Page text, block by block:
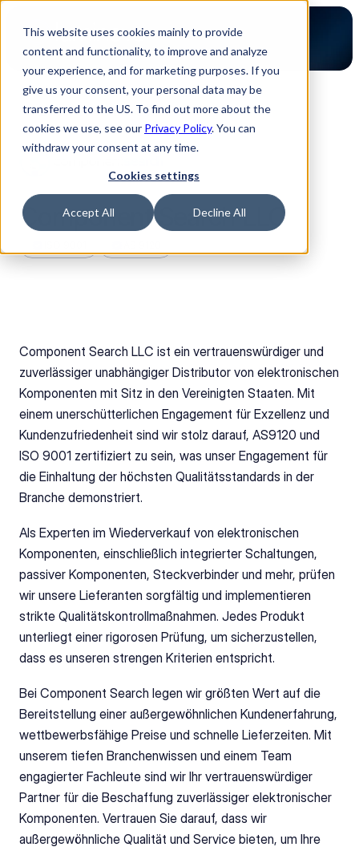
This website uses cookies mainly to provide
content and functionality, to improve and analyze
your experience, and for marketing purposes. If you
give us your consent, your personal data may be
transferred to the US. To find out more about the
cookies we use, see our Privacy Policy. You can
withdraw your consent at any time.
Cookies settings
Accept All Decline All
Zurück zur Partner Übersicht
Component Search LLC
Component Search LLC ist ein vertrauenswürdiger und
zuverlässiger unabhängiger Distributor von elektronischen
Komponenten mit Sitz in den Vereinigten Staaten. Mit
einem unerschütterlichen Engagement für Exzellenz und
Kundenzufriedenheit sind wir stolz darauf, AS9120 und
ISO 9001 zertifiziert zu sein, was unser Engagement für
die Einhaltung der höchsten Qualitätsstandards in der
Branche demonstriert.
Als Experten im Wiederverkauf von elektronischen
Komponenten, einschließlich integrierter Schaltungen,
passiver Komponenten, Steckverbinder und mehr, prüfen
wir unsere Lieferanten sorgfältig und implementieren
strikte Qualitätskontrollmaßnahmen. Jedes Produkt
unterliegt einer rigorosen Prüfung, um sicherzustellen,
dass es unseren strengen Kriterien entspricht.
Bei Component Search legen wir größten Wert auf die
Bereitstellung einer außergewöhnlichen Kundenerfahrung,
wettbewerbsfähige Preise und schnelle Lieferzeiten. Mit
unserem tiefen Branchenwissen und einem Team
engagierter Fachleute sind wir Ihr vertrauenswürdiger
Partner für die Beschaffung zuverlässiger elektronischer
Komponenten. Vertrauen Sie darauf, dass wir
außergewöhnliche Qualität und Service bieten, um Ihre